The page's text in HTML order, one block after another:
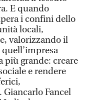
E quando
i confini dello
locali,
valorizzando il
più grande: creare
e rendere
Fancel